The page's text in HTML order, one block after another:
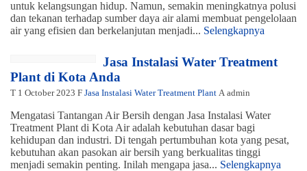
untuk kelangsungan hidup. Namun, semakin meningkatnya polusi
dan tekanan terhadap sumber daya air alami membuat pengelolaan
air yang efisien dan berkelanjutan menjadi... Selengkapnya
Jasa Instalasi Water Treatment
Plant di Kota Anda
T 1 October 2023 F Jasa Instalasi Water Treatment Plant A admin
Mengatasi Tantangan Air Bersih dengan Jasa Instalasi Water
Treatment Plant di Kota Air adalah kebutuhan dasar bagi
kehidupan dan industri. Di tengah pertumbuhan kota yang pesat,
kebutuhan akan pasokan air bersih yang berkualitas tinggi
menjadi semakin penting. Inilah mengapa jasa... Selengkapnya